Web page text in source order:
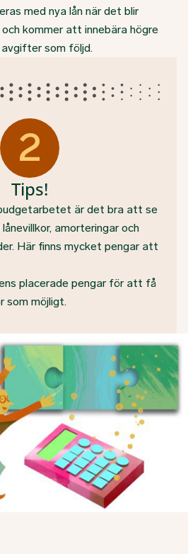
med nya lån när det blir
kommer att innebära högre
som följd.
2
Tips!
är det bra att se
amorteringar och
Här finns mycket pengar att
placerade pengar för att få
som möjligt.